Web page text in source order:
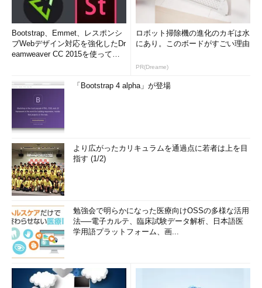
Bootstrap、Emmet、レスポンシ
ブWebデザイン対応を強化したDr
eamweaver CC 2015を使って
ロボット掃除機の進化のカギは水
にあり。このボードがすごい理由
PR(Dreame)
「Bootstrap 4 alpha」が登場
より広がったカリキュラムを通過点に若者は上を目
指す (1/2)
勉強会で明らかになった医療向けOSSの多様な活用
法──電子カルテ、臨床試験データ解析、日本語医
学用語プラットフォーム、画...